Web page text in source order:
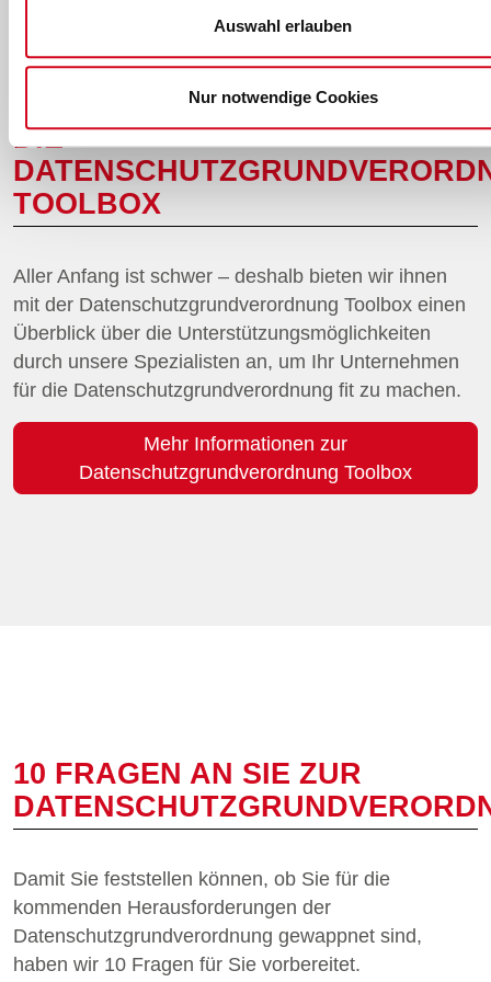
Auswahl erlauben
Nur notwendige Cookies
DIE
TOOLBOX
Aller Anfang ist schwer – deshalb bieten wir ihnen
mit der Datenschutzgrundverordnung Toolbox einen
Überblick über die Unterstützungsmöglichkeiten
durch unsere Spezialisten an, um Ihr Unternehmen
für die Datenschutzgrundverordnung fit zu machen.
Mehr Informationen zur
Datenschutzgrundverordnung Toolbox
10 FRAGEN AN SIE ZUR
Damit Sie feststellen können, ob Sie für die
kommenden Herausforderungen der
Datenschutzgrundverordnung gewappnet sind,
haben wir 10 Fragen für Sie vorbereitet.